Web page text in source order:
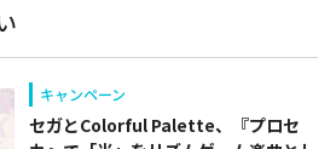
キャンペーン
セガとColorful Palette、『プロセ